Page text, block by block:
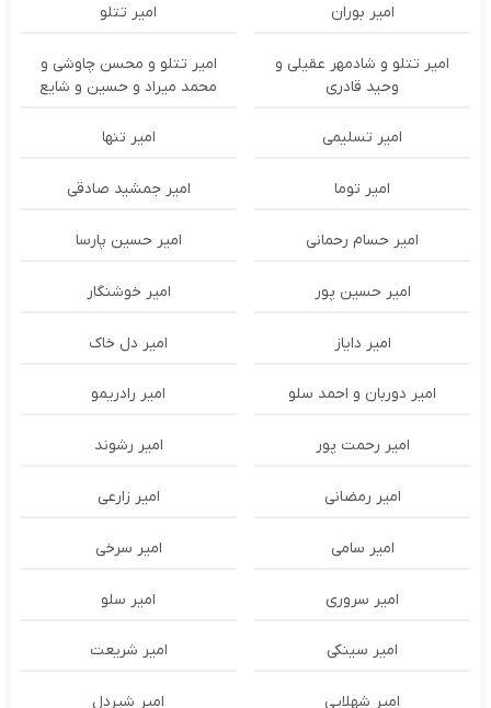
امیر بوران امیر تتلو
امیر تتلو و شادمهر عقیلی و
وحید قادری
امیر تتلو و محسن چاوشی و
محمد میراد و حسین و شایع
امیر تسلیمی امیر تنها
امیر توما امیر جمشید صادقی
امیر حسام رحمانی امیر حسین پارسا
امیر حسین پور امیر خوشنگار
امیر دایاز امیر دل خاک
امیر دوربان و احمد سلو امیر رادریمو
امیر رحمت پور امیر رشوند
امیر رمضانی امیر زارعی
امیر سامی امیر سرخی
امیر سروری امیر سلو
امیر سینکی امیر شریعت
امیر شهلایی امیر شیردل